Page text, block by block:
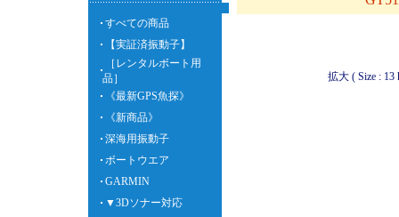
すべての商品
【実証済振動子】
［レンタルボート用
品］
《最新GPS魚探》
《新商品》
深海用振動子
ボートウエア
GARMIN
▼3Dソナー対応
拡大 ( Size : 13